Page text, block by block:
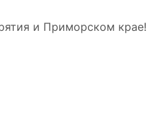
и Приморском крае!